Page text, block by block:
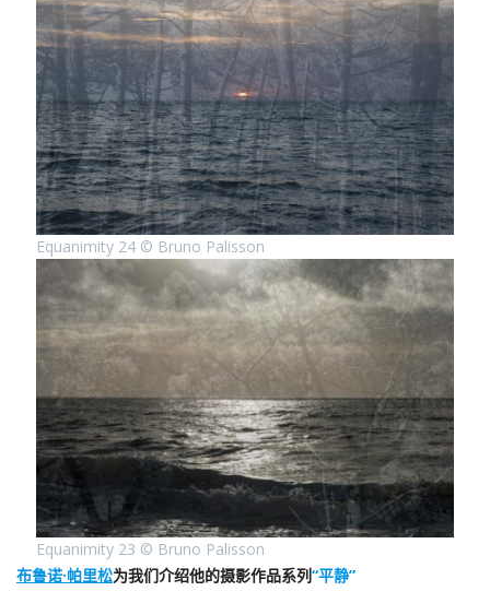
Equanimity 24 © Bruno Palisson
Equanimity 23 © Bruno Palisson
布鲁诺·帕里松为我们介绍他的摄影作品系列“平静”